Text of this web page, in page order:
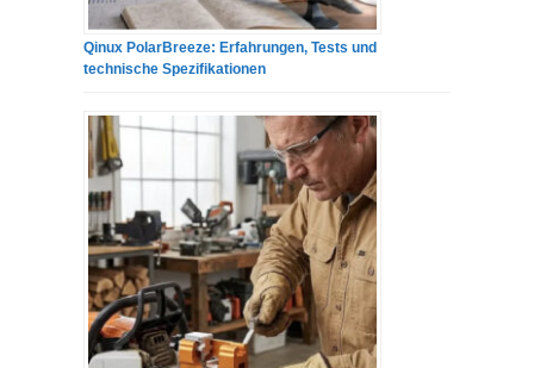
Qinux PolarBreeze: Erfahrungen, Tests und
technische Spezifikationen